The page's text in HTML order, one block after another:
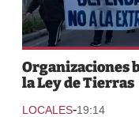
Organizaciones
la Ley de Tierras
LOCALES-19:14